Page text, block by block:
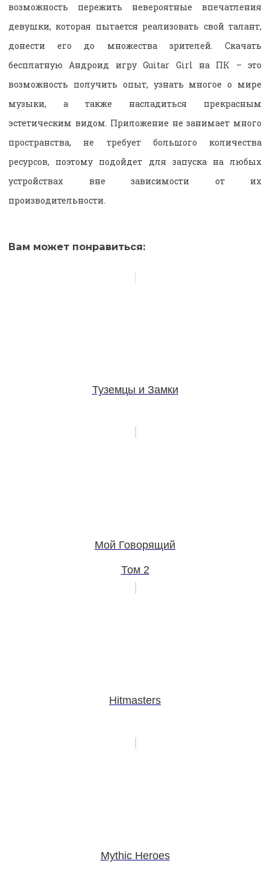
возможность пережить невероятные впечатления
девушки, которая пытается реализовать свой талант,
донести его до множества зрителей. Скачать
бесплатную Андроид игру Guitar Girl на ПК – это
возможность получить опыт, узнать многое о мире
музыки, а также насладиться прекрасным
эстетическим видом. Приложение не занимает много
пространства, не требует большого количества
ресурсов, поэтому подойдет для запуска на любых
устройствах вне зависимости от их
производительности.
Вам может понравиться:
Туземцы и Замки
Мой Говорящий
Том 2
Hitmasters
Mythic Heroes